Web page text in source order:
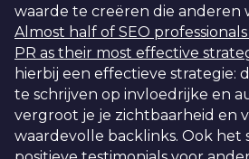
waarde te creëren die anderen
Almost half of SEO professionals
PR as their most effective
hierbij een effectieve strategie:
te schrijven op invloedrijke en
vergroot je je zichtbaarheid en
waardevolle backlinks. Ook het